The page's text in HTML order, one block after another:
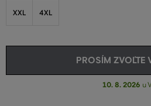
XXL 4XL
PROSÍM ZVOĽTE
10. 8. 2026 u